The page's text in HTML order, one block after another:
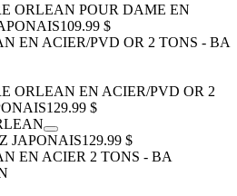
ORLEAN POUR DAME EN
109.99 $
ORLEAN EN ACIER/PVD OR 2
129.99 $
JAPONAIS129.99 $